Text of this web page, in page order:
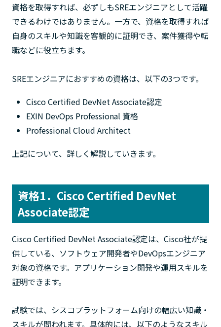
資格を取得すれば、必ずしもSREエンジニアとして活躍
できるわけではありません。一方で、資格を取得すれば
自身のスキルや知識を客観的に証明でき、案件獲得や転
職などに役立ちます。
SREエンジニアにおすすめの資格は、以下の3つです。
Cisco Certified DevNet Associate認定
EXIN DevOps Professional 資格
Professional Cloud Architect
上記について、詳しく解説していきます。
資格1．Cisco Certified DevNet
Associate認定
Cisco Certified DevNet Associate認定は、Cisco社が提
供している、ソフトウェア開発者やDevOpsエンジニア
対象の資格です。アプリケーション開発や運用スキルを
証明できます。
試験では、シスコプラットフォーム向けの幅広い知識・
スキルが問われます。具体的には、以下のようなスキル